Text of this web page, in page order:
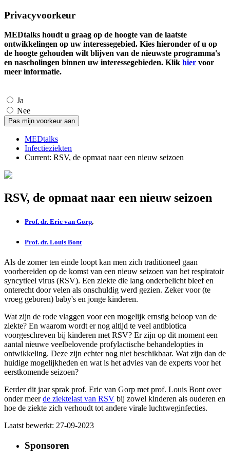
Privacyvoorkeur
MEDtalks houdt u graag op de hoogte van de laatste
ontwikkelingen op uw interessegebied. Kies hieronder of u op
de hoogte gehouden wilt blijven van de nieuwste programma's
en nascholingen binnen uw interessegebieden. Klik hier voor
meer informatie.
Ja
Nee
MEDtalks
Infectieziekten
Current: RSV, de opmaat naar een nieuw seizoen
RSV, de opmaat naar een nieuw seizoen
Prof. dr. Eric van Gorp,
Prof. dr. Louis Bont
Als de zomer ten einde loopt kan men zich traditioneel gaan
voorbereiden op de komst van een nieuw seizoen van het respiratoir
syncytieel virus (RSV). Een ziekte die lang onderbelicht bleef en
onterecht door velen als onschuldig werd gezien. Zeker voor (te
vroeg geboren) baby's en jonge kinderen.
Wat zijn de rode vlaggen voor een mogelijk ernstig beloop van de
ziekte? En waarom wordt er nog altijd te veel antibiotica
voorgeschreven bij kinderen met RSV? Er zijn op dit moment een
aantal nieuwe veelbelovende profylactische behandelopties in
ontwikkeling. Deze zijn echter nog niet beschikbaar. Wat zijn dan de
huidige mogelijkheden en wat is het advies van de experts voor het
eerstkomende seizoen?
Eerder dit jaar sprak prof. Eric van Gorp met prof. Louis Bont over
onder meerde ziektelast van RSV bij zowel kinderen als ouderen en
hoe de ziekte zich verhoudt tot andere virale luchtweginfecties.
Laatst bewerkt: 27-09-2023
Sponsoren